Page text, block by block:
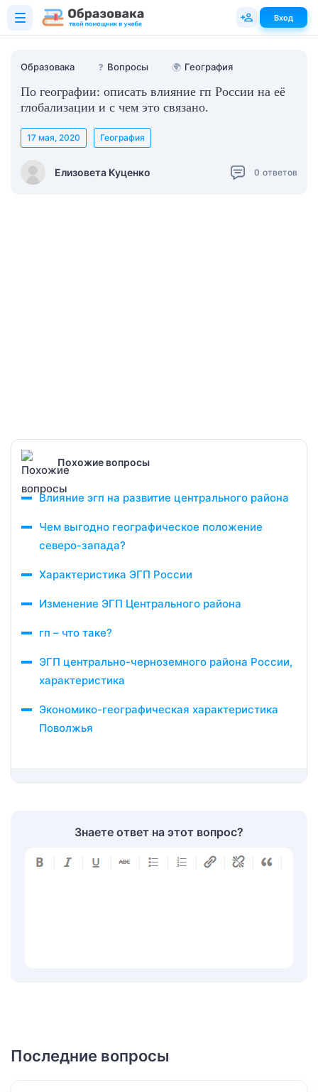
Образовака ❓ Вопросы 🌍 География
По географии: описать влияние гп России на её
глобализации и с чем это связано.
Елизовета Куценко
17 мая, 2020 География
0 ответов
Похожие вопросы
Влияние эгп на развитие центрального района
Чем выгодно географическое положение
северо-запада?
Характеристика ЭГП России
Изменение ЭГП Центрального района
гп – что таке?
ЭГП центрально-черноземного района России,
характеристика
Экономико-географическая характеристика
Поволжья
Знаете ответ на этот вопрос?
Последние вопросы
Вход